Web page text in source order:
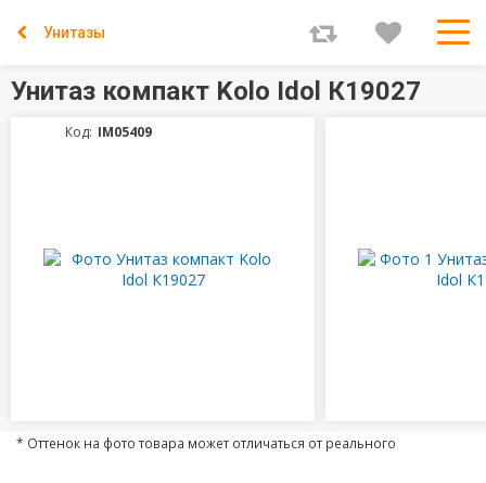
Унитазы
Унитаз компакт Kolo Idol К19027
Код: IM05409
* Оттенок на фото товара может отличаться от реального